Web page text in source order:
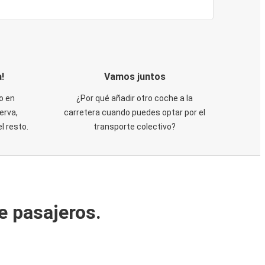
en
resto.
Vamos juntos
¿Por qué añadir otro coche a la
carretera cuando puedes optar por el
transporte colectivo?
pasajeros.